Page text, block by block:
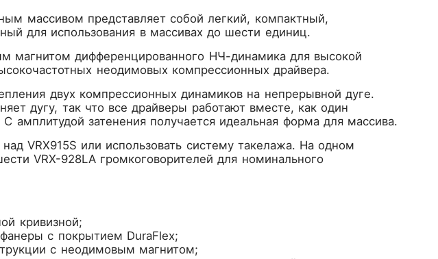
массивом представляет собой легкий, компактный,
для использования в массивах до шести единиц.
магнитом дифференцированного НЧ-динамика для высокой
неодимовых компрессионных драйвера.
двух компрессионных динамиков на непрерывной дуге.
дугу, так что все драйверы работают вместе, как один
амплитудой затенения получается идеальная форма для массива.
VRX915S или использовать систему такелажа. На одном
VRX-928LA громкоговорителей для номинального
кривизной;
с покрытием DuraFlex;
с неодимовым магнитом;